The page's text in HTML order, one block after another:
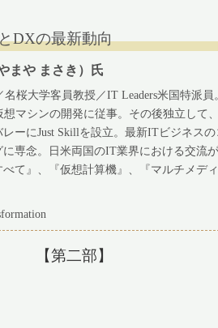
DXの最新動向
まや まさき）氏
名桜大学客員教授／IT Leaders米国特派員
想マシンの開発に従事。その後独立して
ーにJust Skillを設立。最新ITビジネス
に専念。日米両国のIT業界における交流
べて』、『仮想計算機』、『マルチメデ
【第二部】